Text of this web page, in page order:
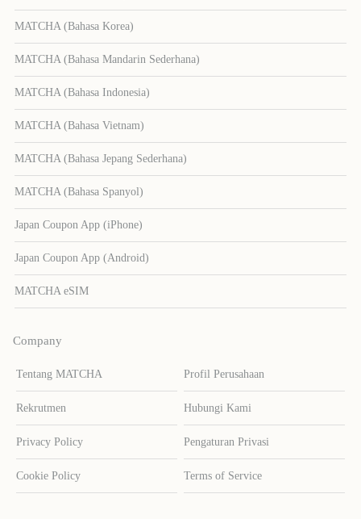
MATCHA (Bahasa Korea)
MATCHA (Bahasa Mandarin Sederhana)
MATCHA (Bahasa Indonesia)
MATCHA (Bahasa Vietnam)
MATCHA (Bahasa Jepang Sederhana)
MATCHA (Bahasa Spanyol)
Japan Coupon App (iPhone)
Japan Coupon App (Android)
MATCHA eSIM
Company
Tentang MATCHA Profil Perusahaan
Rekrutmen Hubungi Kami
Privacy Policy Pengaturan Privasi
Cookie Policy Terms of Service